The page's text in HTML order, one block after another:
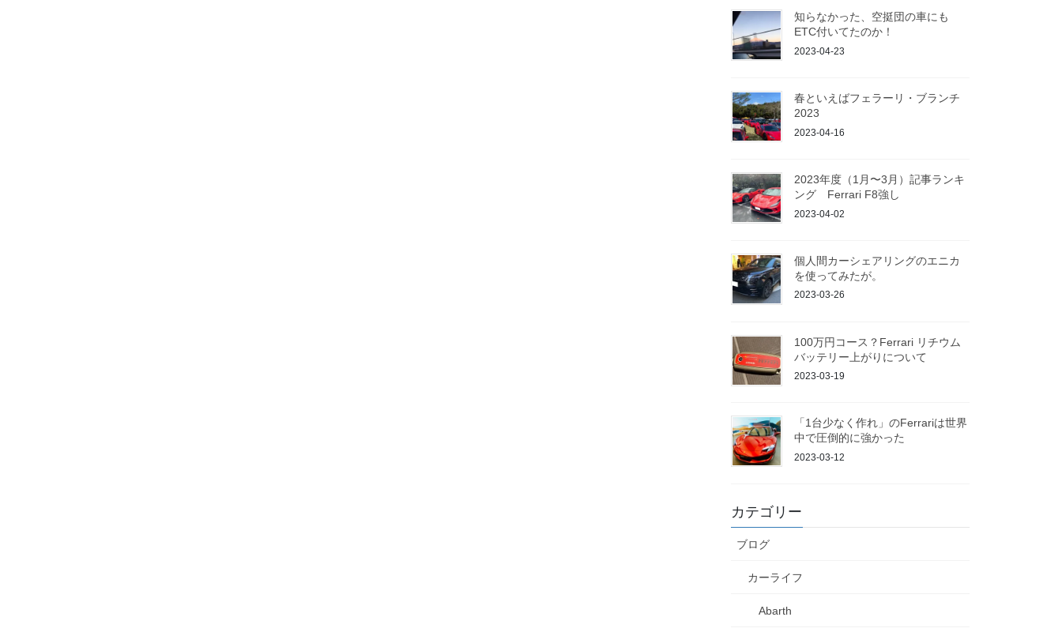
知らなかった、空挺団の車にも
ETC付いてたのか！
2023-04-23
春といえばフェラーリ・ブランチ
2023
2023-04-16
2023年度（1月〜3月）記事ランキ
ング Ferrari F8強し
2023-04-02
個人間カーシェアリングのエニカ
を使ってみたが。
2023-03-26
100万円コース？Ferrari リチウム
バッテリー上がりについて
2023-03-19
「1台少なく作れ」のFerrariは世界
中で圧倒的に強かった
2023-03-12
カテゴリー
ブログ
カーライフ
Abarth